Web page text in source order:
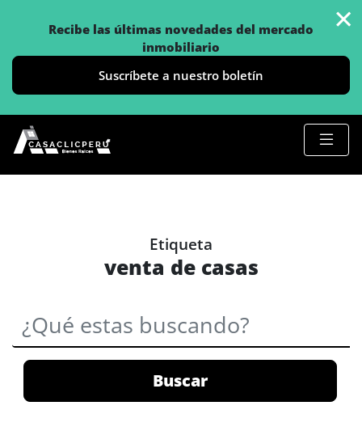
Recibe las últimas novedades del mercado
inmobiliario
Suscríbete a nuestro boletín
×
Etiqueta
venta de casas
Buscar